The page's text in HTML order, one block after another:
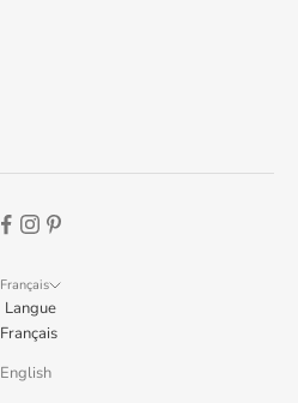
Français
Langue
Français
English